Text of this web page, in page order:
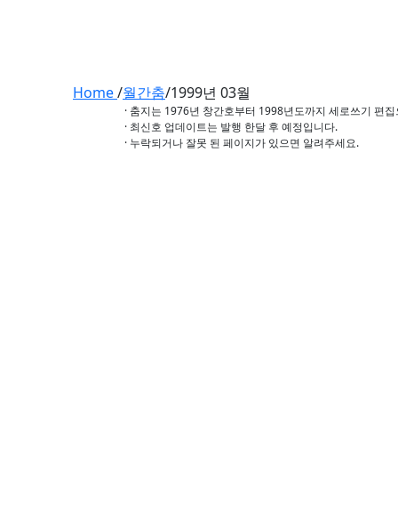
Home/월간춤/1999년 03월
· 춤지는 1976년 창간호부터 1998년도까지 세로쓰기 편
· 최신호 업데이트는 발행 한달 후 예정입니다.
· 누락되거나 잘못 된 페이지가 있으면 알려주세요.